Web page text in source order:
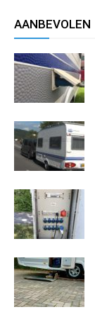
AANBEVOLEN